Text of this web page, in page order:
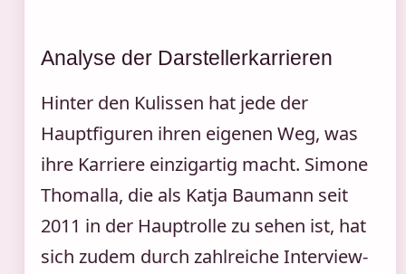
Analyse der Darstellerkarrieren
Hinter den Kulissen hat jede der
Hauptfiguren ihren eigenen Weg, was
ihre Karriere einzigartig macht. Simone
Thomalla, die als Katja Baumann seit
2011 in der Hauptrolle zu sehen ist, hat
sich zudem durch zahlreiche Interview-